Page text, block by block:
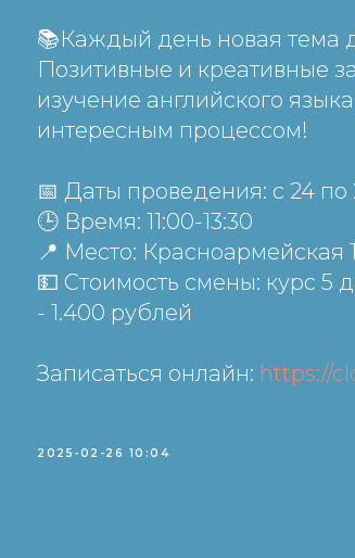
📚Каждый день новая тема
Позитивные и креативные
изучение английского
интересным процессом!
📅 Даты проведения: с 24 по
🕒 Время: 11:00-13:30
📍 Место: Красноармейская
💵 Стоимость смены: курс 5
- 1.400 рублей
Записаться онлайн: https://
2025-02-26 10:04